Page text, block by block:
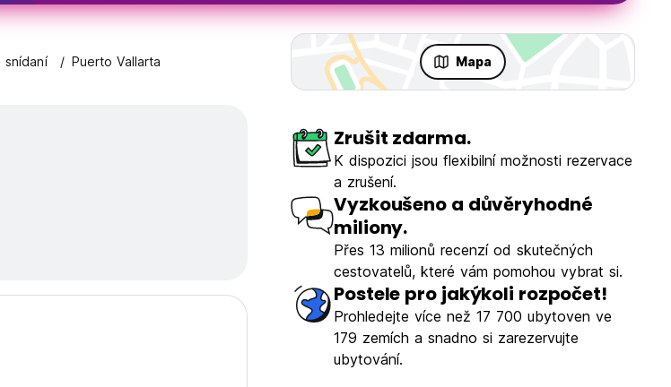
Puerto Vallarta Mapa
Zrušit zdarma.
K dispozici jsou flexibilní možnosti rezervace
a zrušení.
Vyzkoušeno a důvěryhodné
miliony.
Přes 13 milionů recenzí od skutečných
cestovatelů, které vám pomohou vybrat si.
Postele pro jakýkoli rozpočet!
Prohledejte více než 17 700 ubytoven ve
179 zemích a snadno si zarezervujte
ubytování.